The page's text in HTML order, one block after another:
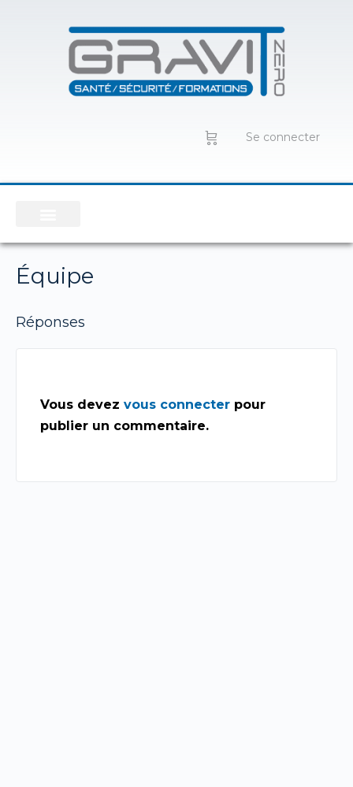
Se connecter
Équipe
Réponses
Vous devez vous connecter pour
publier un commentaire.